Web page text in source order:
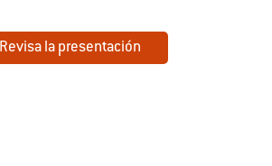
Revisa la presentación